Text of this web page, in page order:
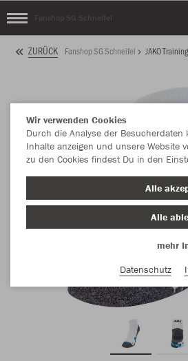
ZURÜCK Fanshop SG Schneifel JAKO
Wir verwenden Cookies
Durch die Analyse der
Inhalte anzeigen und unsere Website
zu den Cookies findest Du in den
Alle
Alle
mehr
Datenschutz